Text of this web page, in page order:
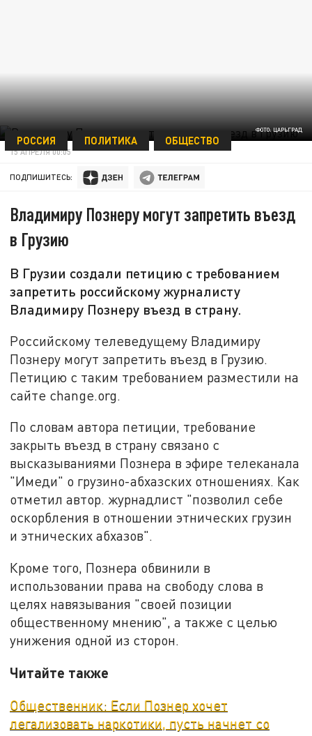
ФОТО: ЦАРЬГРАД
РОССИЯ ПОЛИТИКА ОБЩЕСТВО
15 АПРЕЛЯ 00:05
ПОДПИШИТЕСЬ:
Владимиру Познеру могут запретить въезд
в Грузию
В Грузии создали петицию с требованием
запретить российскому журналисту
Владимиру Познеру въезд в страну.
Российскому телеведущему Владимиру
Познеру могут запретить въезд в Грузию.
Петицию с таким требованием разместили на
сайте change.org.
По словам автора петиции, требование
закрыть въезд в страну связано с
высказываниями Познера в эфире телеканала
"Имеди" о грузино-абхазских отношениях. Как
отметил автор. журнадлист "позволил себе
оскорбления в отношении этнических грузин
и этнических абхазов".
Кроме того, Познера обвинили в
использовании права на свободу слова в
целях навязывания "своей позиции
общественному мнению", а также с целью
унижения одной из сторон.
Читайте также
Общественник: Если Познер хочет
легализовать наркотики, пусть начнет со